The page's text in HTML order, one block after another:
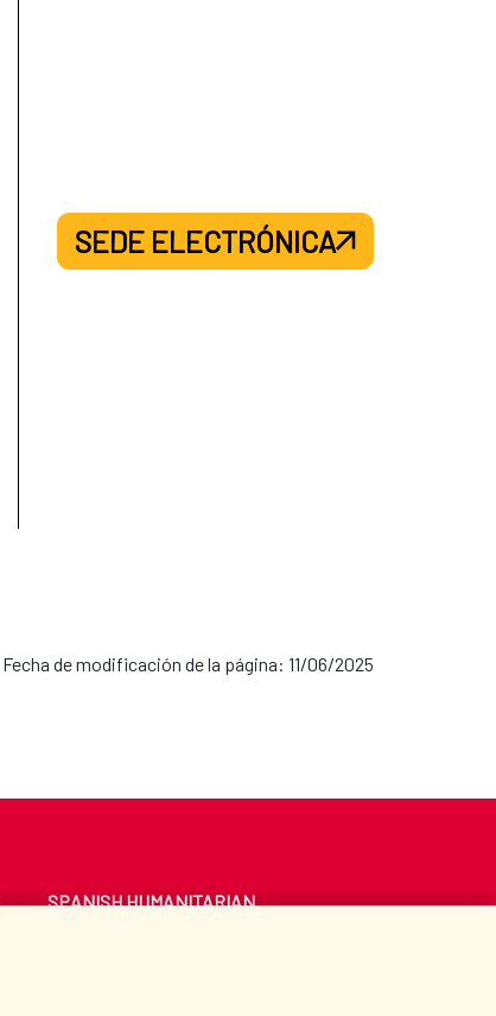
SEDE ELECTRÓNICA
Fecha de modificación de la página: 11/06/2025
SPANISH HUMANITARIAN